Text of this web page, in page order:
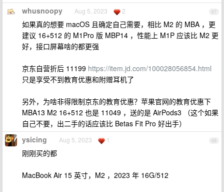
67
whusnoopy Aug 5, 2023 2
如果真的想要 macOS 且确定自己需要，相比 M2 的 MBA ，更
建议 16+512 的 M1Pro 版 MBP14 ，性能上 M1P 应该比 M2 更
好，接口屏幕啥的都更强
京东自营折后 11199 https://item.jd.com/100028056854.html
只是享受不到教育优惠和附赠耳机了
另外，为啥非得限制京东的教育优惠？苹果官网的教育优惠下
MBA13 M2 16+512 也是 11049 ，送的是 AirPods3 （这个如果
自己不要，出二手的话应该比 Betas Fit Pro 好出手）
68
ysicing Aug 5, 2023 1
刚刚买的都
MacBook Air 15 英寸，M2 ，2023 年 16G/512